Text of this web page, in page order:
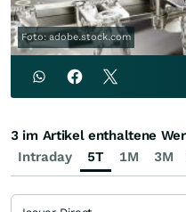
Foto: adobe.stock.com
Intraday 5T 1M 3M
3 im Artikel enthaltene